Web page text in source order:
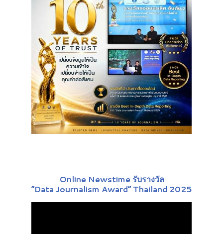
Online Newstime รับรางวัล
“Data Journalism Award” Thailand 2025